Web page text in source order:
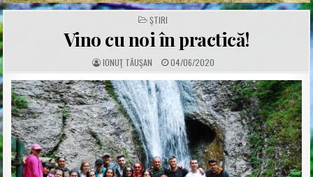
POSTED
IN
ŞTIRI
Vino cu noi în practică!
A
U
T
H
O
R
:
IONUŢ TĂUŞAN P
U
B
L
I
S
H
E
D
D
A
T
E
:
04/06/2020